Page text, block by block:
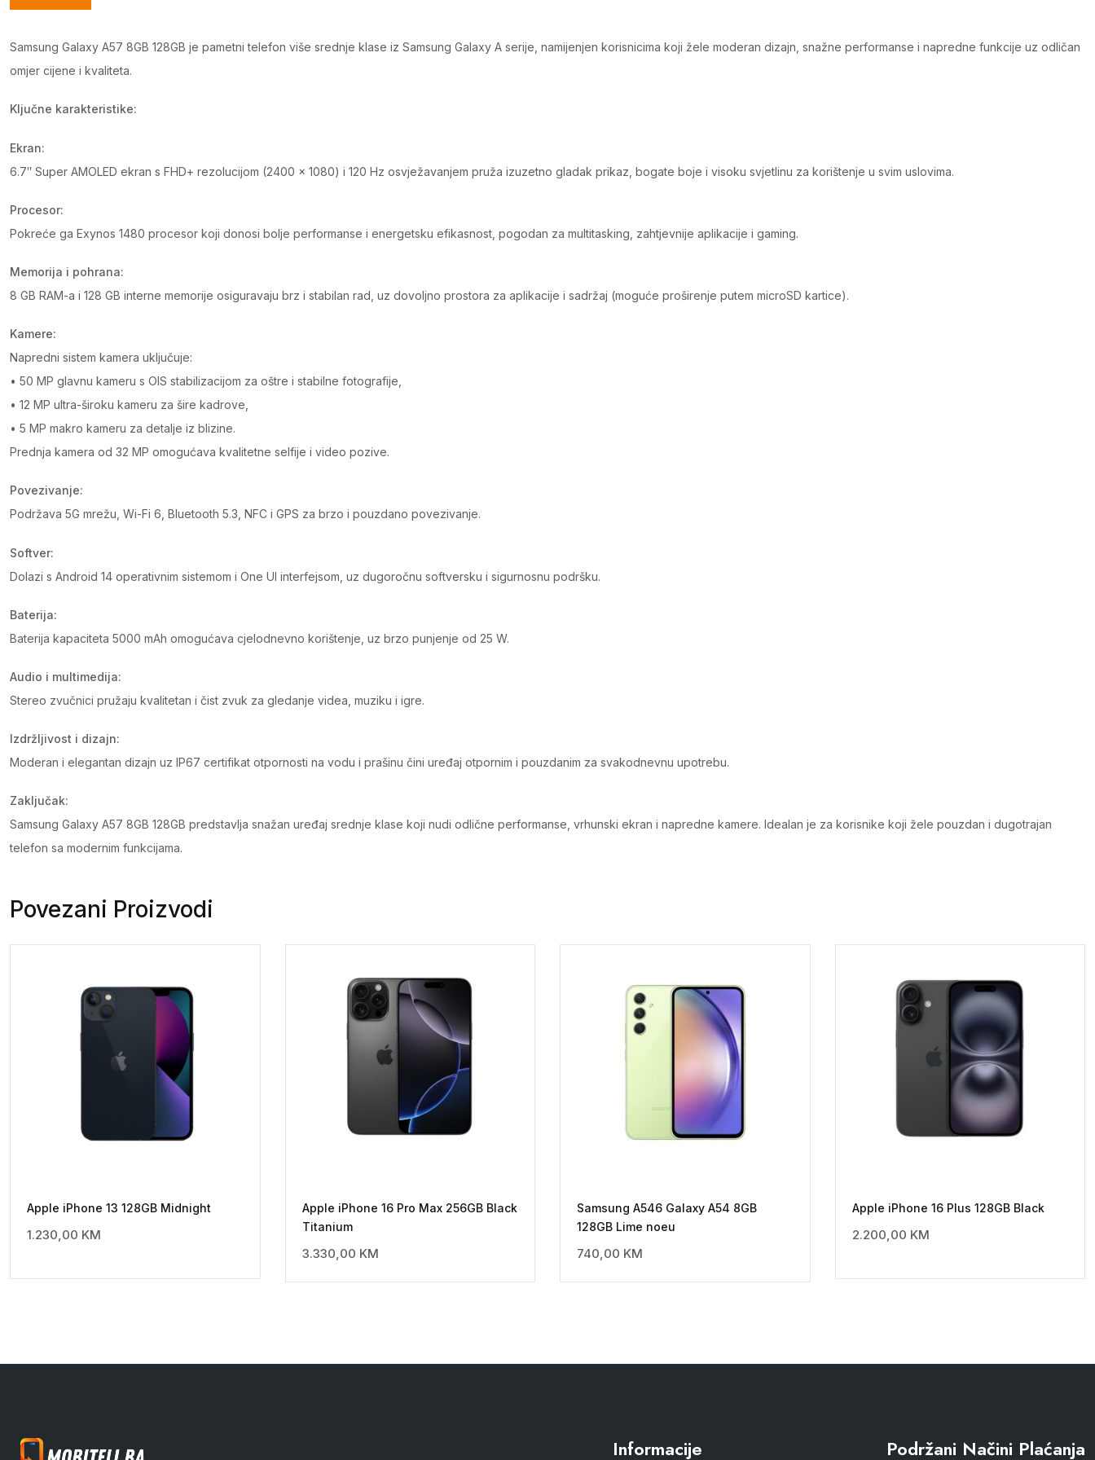
Samsung Galaxy A57 8GB 128GB je pametni telefon više srednje klase iz Samsung Galaxy A serije, namijenjen korisnicima koji žele moderan dizajn, snažne performanse i napredne funkcije uz odličan
omjer cijene i kvaliteta.
Ključne karakteristike:
Ekran:
6.7″ Super AMOLED ekran s FHD+ rezolucijom (2400 × 1080) i 120 Hz osvježavanjem pruža izuzetno gladak prikaz, bogate boje i visoku svjetlinu za korištenje u svim uslovima.
Procesor:
Pokreće ga Exynos 1480 procesor koji donosi bolje performanse i energetsku efikasnost, pogodan za multitasking, zahtjevnije aplikacije i gaming.
Memorija i pohrana:
8 GB RAM-a i 128 GB interne memorije osiguravaju brz i stabilan rad, uz dovoljno prostora za aplikacije i sadržaj (moguće proširenje putem microSD kartice).
Kamere:
Napredni sistem kamera uključuje:
• 50 MP glavnu kameru s OIS stabilizacijom za oštre i stabilne fotografije,
• 12 MP ultra-široku kameru za šire kadrove,
• 5 MP makro kameru za detalje iz blizine.
Prednja kamera od 32 MP omogućava kvalitetne selfije i video pozive.
Povezivanje:
Podržava 5G mrežu, Wi-Fi 6, Bluetooth 5.3, NFC i GPS za brzo i pouzdano povezivanje.
Softver:
Dolazi s Android 14 operativnim sistemom i One UI interfejsom, uz dugoročnu softversku i sigurnosnu podršku.
Baterija:
Baterija kapaciteta 5000 mAh omogućava cjelodnevno korištenje, uz brzo punjenje od 25 W.
Audio i multimedija:
Stereo zvučnici pružaju kvalitetan i čist zvuk za gledanje videa, muziku i igre.
Izdržljivost i dizajn:
Moderan i elegantan dizajn uz IP67 certifikat otpornosti na vodu i prašinu čini uređaj otpornim i pouzdanim za svakodnevnu upotrebu.
Zaključak:
Samsung Galaxy A57 8GB 128GB predstavlja snažan uređaj srednje klase koji nudi odlične performanse, vrhunski ekran i napredne kamere. Idealan je za korisnike koji žele pouzdan i dugotrajan
telefon sa modernim funkcijama.
Povezani Proizvodi
Apple iPhone 13 128GB Midnight
1.230,00 KM
Apple iPhone 16 Pro Max 256GB Black
Titanium
3.330,00 KM
Samsung A546 Galaxy A54 8GB
128GB Lime noeu
740,00 KM
Apple iPhone 16 Plus 128GB Black
2.200,00 KM
Informacije Podržani Načini Plaćanja